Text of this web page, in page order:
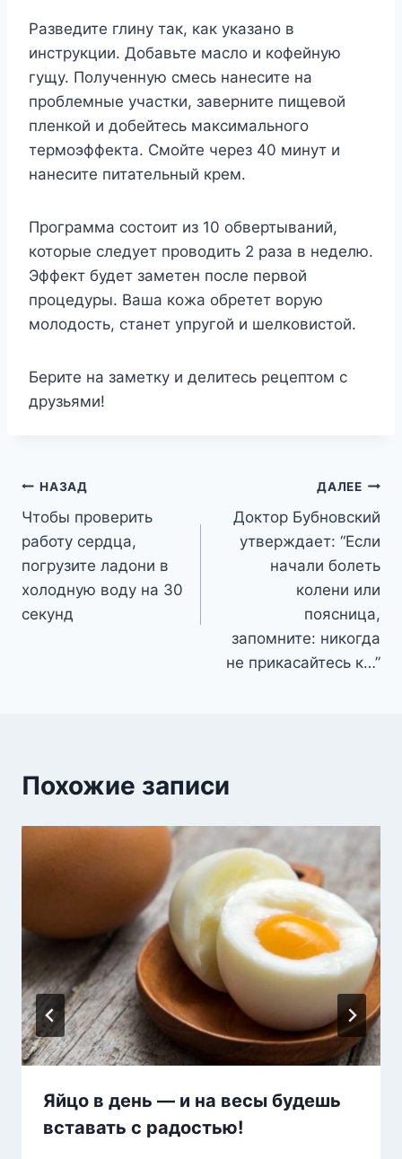
Разведите глину так, как указано в
инструкции. Добавьте масло и кофейную
гущу. Полученную смесь нанесите на
проблемные участки, заверните пищевой
пленкой и добейтесь максимального
термоэффекта. Смойте через 40 минут и
нанесите питательный крем.
Программа состоит из 10 обвертываний,
которые следует проводить 2 раза в неделю.
Эффект будет заметен после первой
процедуры. Ваша кожа обретет ворую
молодость, станет упругой и шелковистой.
Берите на заметку и делитесь рецептом с
друзьями!
Навигация
по
записям
НАЗАД
Чтобы проверить
работу сердца,
погрузите ладони в
холодную воду на 30
секунд
ДАЛЕЕ
Доктор Бубновский
утверждает: “Если
начали болеть
колени или
поясница,
запомните: никогда
не прикасайтесь к…”
Похожие записи
Яйцо в день — и на весы будешь
вставать с радостью!